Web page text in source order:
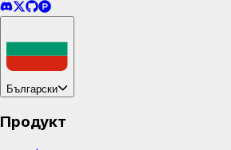
Български
Продукт